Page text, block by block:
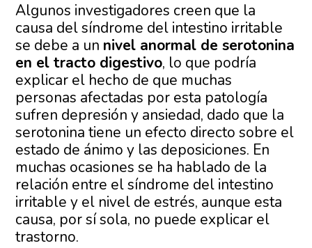
Algunos investigadores creen que la
causa del síndrome del intestino irritable
se debe a un nivel anormal de serotonina
en el tracto digestivo, lo que podría
explicar el hecho de que muchas
personas afectadas por esta patología
sufren depresión y ansiedad, dado que la
serotonina tiene un efecto directo sobre el
estado de ánimo y las deposiciones. En
muchas ocasiones se ha hablado de la
relación entre el síndrome del intestino
irritable y el nivel de estrés, aunque esta
causa, por sí sola, no puede explicar el
trastorno.